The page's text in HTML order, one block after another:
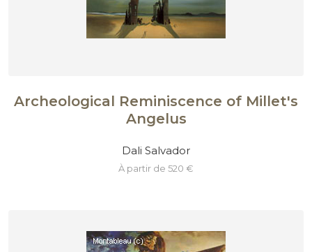
Archeological Reminiscence of Millet's
Angelus
Dali Salvador
à partir de 520 €